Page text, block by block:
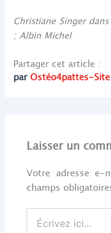
Christiane Singer
; Albin Michel
Partager cet article :
parOstéo4pattes-
Laisser un
Votre adresse e-
champs
ici…